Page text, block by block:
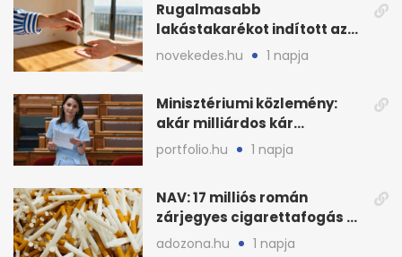
Rugalmasabb
lakástakarékot indított az
OTP: két köztes kilépéssel
novekedes.hu 1 napja
Minisztériumi közlemény:
akár milliárdos kár
fenyegette Budapest fáit
portfolio.hu 1 napja
NAV: 17 milliós román
zárjegyes cigarettafogás az
M1-esen
adozona.hu 1 napja